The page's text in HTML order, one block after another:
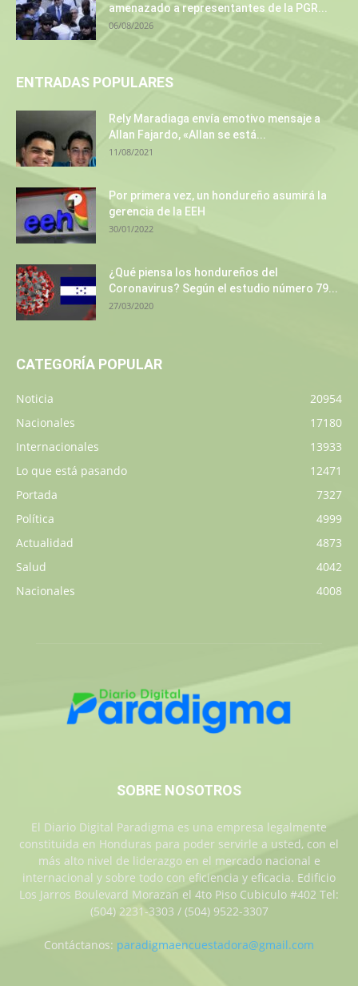
amenazado a representantes de la PGR...
06/08/2026
ENTRADAS POPULARES
Rely Maradiaga envía emotivo mensaje a
Allan Fajardo, «Allan se está...
11/08/2021
Por primera vez, un hondureño asumirá la
gerencia de la EEH
30/01/2022
¿Qué piensa los hondureños del
Coronavirus? Según el estudio número 79...
27/03/2020
CATEGORÍA POPULAR
Noticia
20954
Nacionales
17180
Internacionales
13933
Lo que está pasando
12471
Portada
7327
Política
4999
Actualidad
4873
Salud
4042
Nacionales
4008
SOBRE NOSOTROS
El Diario Digital Paradigma es una empresa legalmente
constituida en Honduras para poder servirle a usted, con el
más alto nivel de liderazgo en el mercado nacional e
internacional y sobre todo con eficiencia y eficacia. Edificio
Los Jarros Boulevard Morazan el 4to Piso Cubiculo #402 Tel:
(504) 2231-3303 / (504) 9522-3307
Contáctanos: paradigmaencuestadora@gmail.com